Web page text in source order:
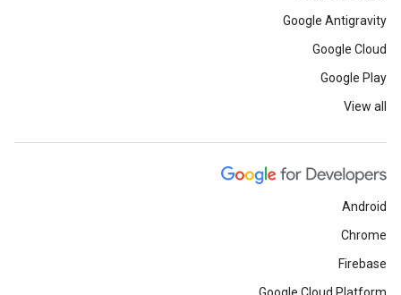
Google Antigravity
Google Cloud
Google Play
View all
Android
Chrome
Firebase